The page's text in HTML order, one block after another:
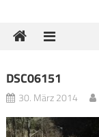
DSC06151
30. März 2014